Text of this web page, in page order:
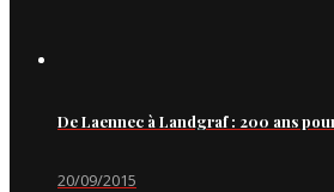
De Laennec à Landgraf : 200 ans
20/09/2015